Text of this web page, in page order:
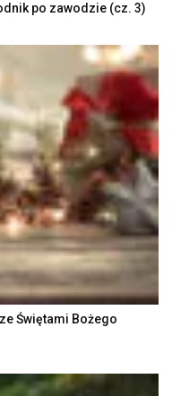
po zawodzie (cz. 3)
Świętami Bożego